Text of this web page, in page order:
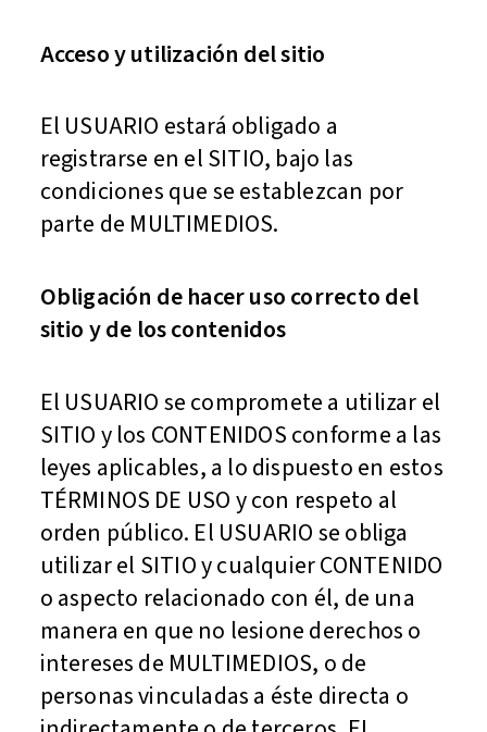
Acceso y utilización del sitio
El USUARIO estará obligado a
registrarse en el SITIO, bajo las
condiciones que se establezcan por
parte de MULTIMEDIOS.
Obligación de hacer uso correcto del
sitio y de los contenidos
El USUARIO se compromete a utilizar el
SITIO y los CONTENIDOS conforme a las
leyes aplicables, a lo dispuesto en estos
TÉRMINOS DE USO y con respeto al
orden público. El USUARIO se obliga
utilizar el SITIO y cualquier CONTENIDO
o aspecto relacionado con él, de una
manera en que no lesione derechos o
intereses de MULTIMEDIOS, o de
personas vinculadas a éste directa o